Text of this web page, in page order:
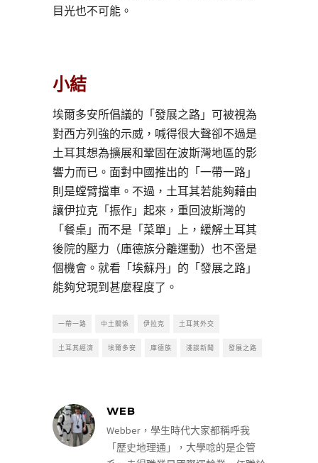
目光也不可能。
小結
埃爾多安所倡議的「發展之路」可被視為
對西方列強的示威，喊得很大聲卻不過是
土耳其想為擴展和鞏固在波斯灣地區的影
響力而已。面對中國推出的「一帶一路」
則是螳臂擋車。不過，土耳其若能夠藉由
讓伊拉克「振作」起來，重回波斯灣的
「餐桌」而不是「菜單」上，緩解土耳其
後院的壓力（庫德族分離運動）也不啻是
個機會。就看「埃蘇丹」的「發展之路」
能夠兌現到甚麼程度了。
一帶一路 中土關係 伊拉克 土耳其外交
土耳其經濟 埃爾多安 庫德族 淺談新聞 發展之路
WEB
Webber，學生時代大家都稱呼我
「歷史地理通」，大學唸的是企管